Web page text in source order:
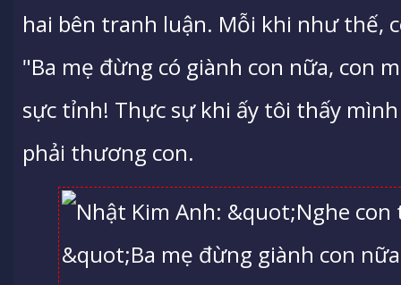
hai bên tranh luận. Mỗi khi như thế,
"Ba mẹ đừng có giành con nữa, con
sực tỉnh! Thực sự khi ấy tôi thấy
phải thương con.